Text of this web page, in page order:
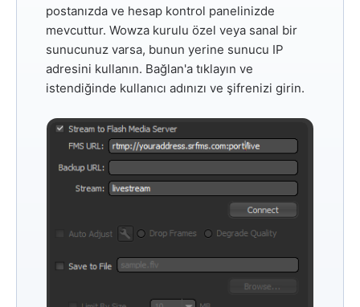
postanızda ve hesap kontrol panelinizde
mevcuttur. Wowza kurulu özel veya sanal bir
sunucunuz varsa, bunun yerine sunucu IP
adresini kullanın. Bağlan'a tıklayın ve
istendiğinde kullanıcı adınızı ve şifrenizi girin.